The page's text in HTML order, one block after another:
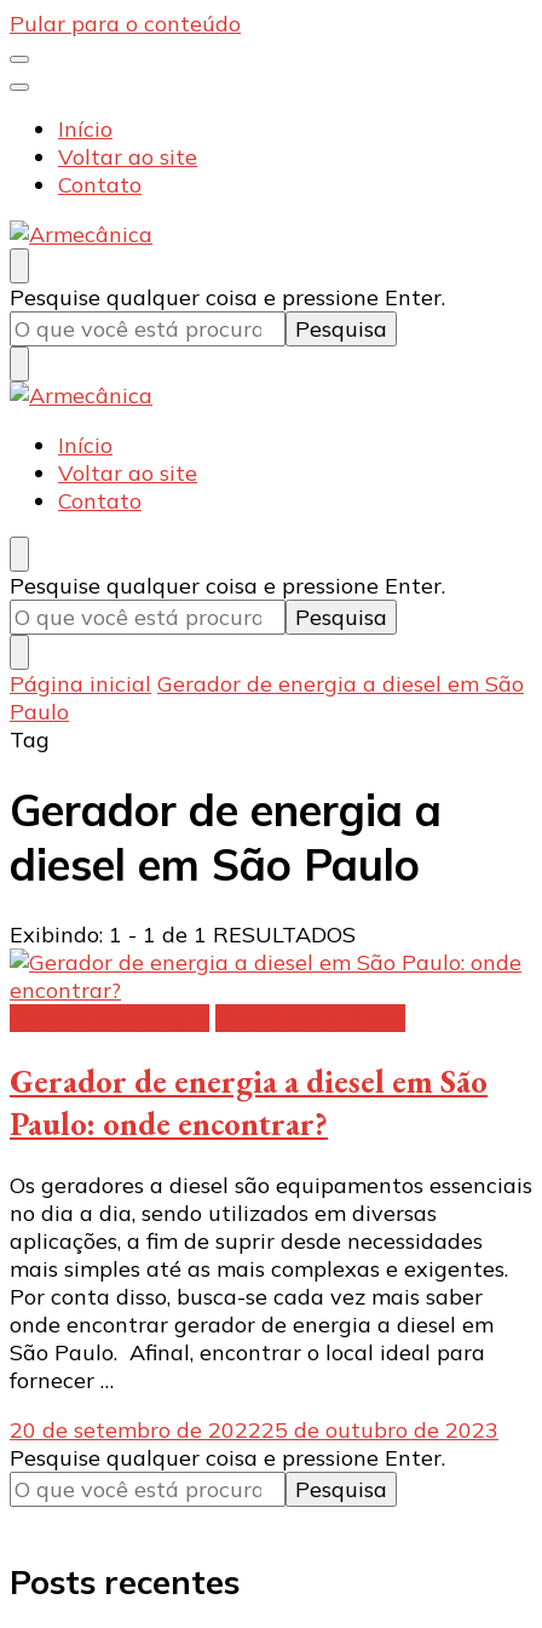
Pular para o conteúdo
Início
Voltar ao site
Contato
Armecânica
Blog
Procurando
algo?
Pesquise qualquer coisa e pressione Enter.
Armecânica
Blog
Início
Voltar ao site
Contato
Procurando
algo?
Pesquise qualquer coisa e pressione Enter.
Página inicial Gerador de energia a diesel em São
Paulo
Tag
Gerador de energia a
diesel em São Paulo
Exibindo: 1 - 1 de 1 RESULTADOS
Gerador de energia a diesel em São
Paulo: onde encontrar?
Os geradores a diesel são equipamentos essenciais
no dia a dia, sendo utilizados em diversas
aplicações, a fim de suprir desde necessidades
mais simples até as mais complexas e exigentes.
Por conta disso, busca-se cada vez mais saber
onde encontrar gerador de energia a diesel em
São Paulo. Afinal, encontrar o local ideal para
fornecer …
20 de setembro de 202225 de outubro de 2023
Procurando
algo?
Pesquise qualquer coisa e pressione Enter.
Posts recentes